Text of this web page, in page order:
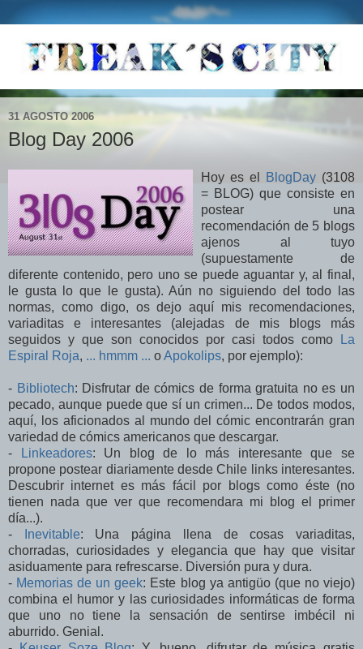
31 AGOSTO 2006
Blog Day 2006
Hoy es el BlogDay (3108
= BLOG) que consiste en
postear una
recomendación de 5 blogs
ajenos al tuyo
(supuestamente de
diferente contenido, pero uno se puede aguantar y, al final,
le gusta lo que le gusta). Aún no siguiendo del todo las
normas, como digo, os dejo aquí mis recomendaciones,
variaditas e interesantes (alejadas de mis blogs más
seguidos y que son conocidos por casi todos como
La
Espiral Roja, ... hmmm ... oApokolips, por ejemplo):
- Bibliotech: Disfrutar de cómics de forma gratuita no es un
pecado, aunque puede que sí un crimen... De todos modos,
aquí, los aficionados al mundo del cómic encontrarán gran
variedad de cómics americanos que descargar.
-
Linkeadores: Un blog de lo más interesante que se
propone postear diariamente desde Chile links interesantes.
Descubrir internet es más fácil por blogs como éste (no
tienen nada que ver que recomendara mi blog el primer
día...).
-
Inevitable: Una página llena de cosas variaditas,
chorradas, curiosidades y elegancia que hay que visitar
asiduamente para refrescarse. Diversión pura y dura.
- Memorias de un geek: Este blog ya antigüo (que no viejo)
combina el humor y las curiosidades informáticas de forma
que uno no tiene la sensación de sentirse imbécil ni
aburrido. Genial.